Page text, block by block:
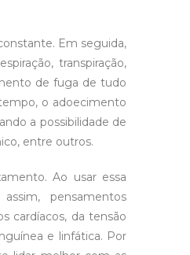
Em seguida,
transpiração,
de fuga de tudo
o adoecimento
a possibilidade de
entre outros.
Ao usar essa
pensamentos
cardíacos, da tensão
e linfática. Por